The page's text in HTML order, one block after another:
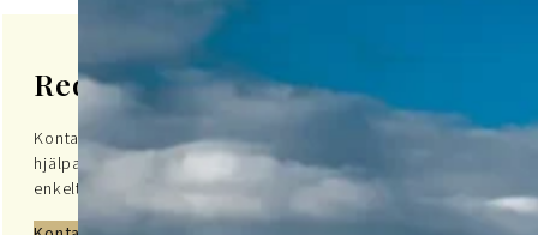
Redo att börja?
Kontakta oss idag för att upptäcka hur vi kan
hjälpa dig med din resa till Grekland på ett
enkelt och tryggt sätt.